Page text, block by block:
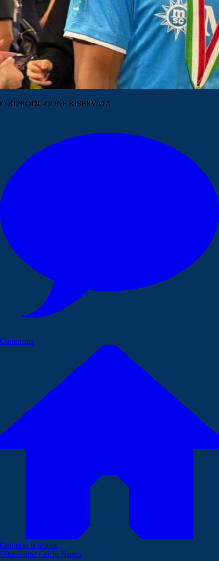
© RIPRODUZIONE RISERVATA
Commenta
Continua la lettura
Ultimissime Calcio Napoli